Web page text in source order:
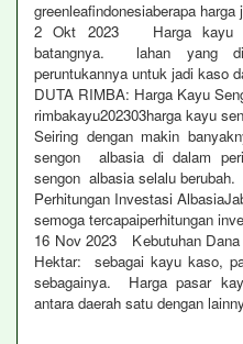
greenleafindonesiaberapa
2 Okt 2023 Harga kayu
batangnya. lahan yang
peruntukannya untuk jadi kaso
DUTA RIMBA: Harga Kayu
rimbakayu202303harga kayu
Seiring dengan makin
sengon albasia di dalam
sengon albasia selalu berubah.
Perhitungan Investasi
semoga tercapaiperhitungan
16 Nov 2023 Kebutuhan
Hektar: sebagai kayu kaso,
sebagainya. Harga pasar
antara daerah satu dengan